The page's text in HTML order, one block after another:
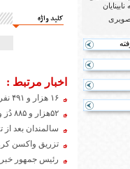
کلید واژه
اخبار مرتبط :
۱۶ هزار و ۴۹۱ نفر توسط بهزیستی استان تهران برابر کرونا واکسینه شدند
۵۲هزار و ۸۸۵ دُز واکسن کرونا در پاکدشت تزریق شده است
سالمندان بعد از
تزریق واکسن
رئیس جمهور خبر